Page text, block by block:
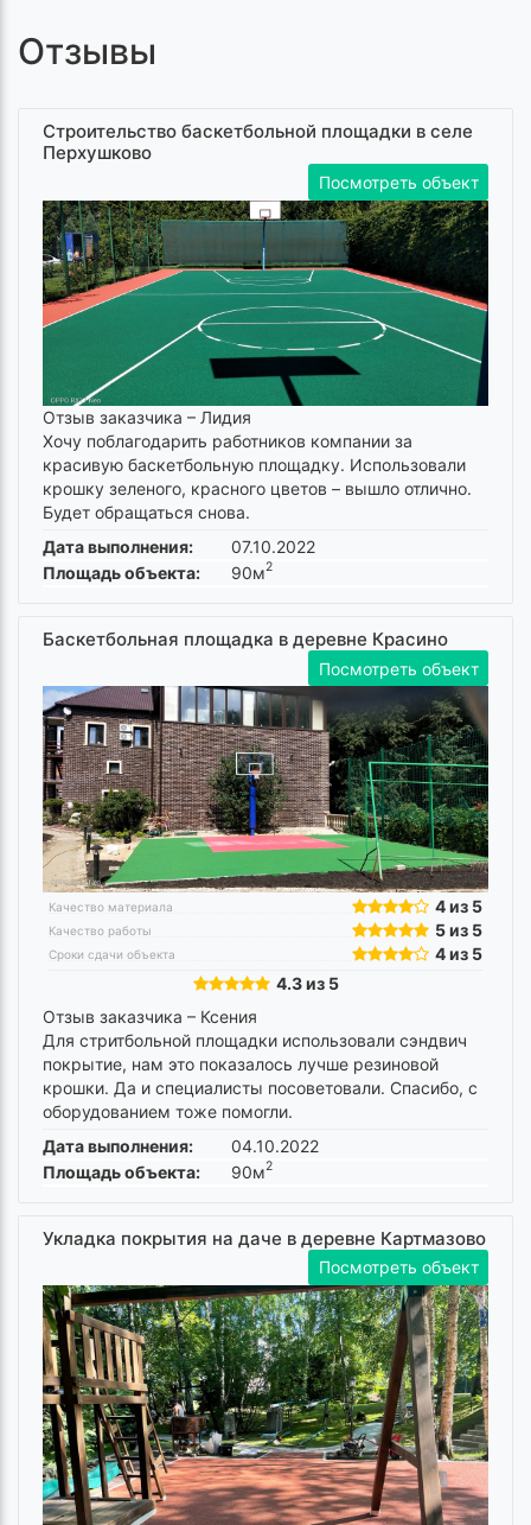
Отзывы
Строительство баскетбольной площадки в селе
Перхушково
Посмотреть объект
Отзыв заказчика – Лидия
Хочу поблагодарить работников компании за
красивую баскетбольную площадку. Использовали
крошку зеленого, красного цветов – вышло отлично.
Будет обращаться снова.
Дата выполнения:
07.10.2022
Площадь объекта:
90м2
Баскетбольная площадка в деревне Красино
Посмотреть объект
Качество материала 4 из 5
Качество работы 5 из 5
Сроки сдачи объекта
4 из 5
4.3 из 5
Отзыв заказчика – Ксения
Для стритбольной площадки использовали сэндвич
покрытие, нам это показалось лучше резиновой
крошки. Да и специалисты посоветовали. Спасибо, с
оборудованием тоже помогли.
Дата выполнения:
04.10.2022
Площадь объекта:
90м2
Укладка покрытия на даче в деревне Картмазово
Посмотреть объект